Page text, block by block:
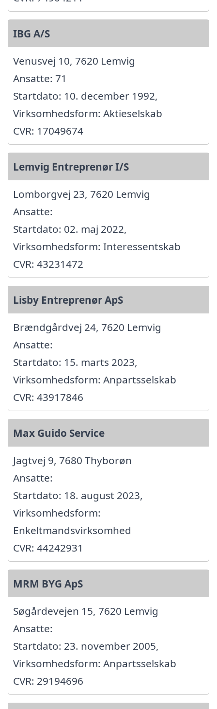
IBG A/S
Venusvej 10, 7620 Lemvig
Ansatte: 71
Startdato: 10. december 1992,
Virksomhedsform: Aktieselskab
CVR: 17049674
Lemvig Entreprenør I/S
Lomborgvej 23, 7620 Lemvig
Ansatte:
Startdato: 02. maj 2022,
Virksomhedsform: Interessentskab
CVR: 43231472
Lisby Entreprenør ApS
Brændgårdvej 24, 7620 Lemvig
Ansatte:
Startdato: 15. marts 2023,
Virksomhedsform: Anpartsselskab
CVR: 43917846
Max Guido Service
Jagtvej 9, 7680 Thyborøn
Ansatte:
Startdato: 18. august 2023,
Virksomhedsform:
Enkeltmandsvirksomhed
CVR: 44242931
MRM BYG ApS
Søgårdevejen 15, 7620 Lemvig
Ansatte:
Startdato: 23. november 2005,
Virksomhedsform: Anpartsselskab
CVR: 29194696